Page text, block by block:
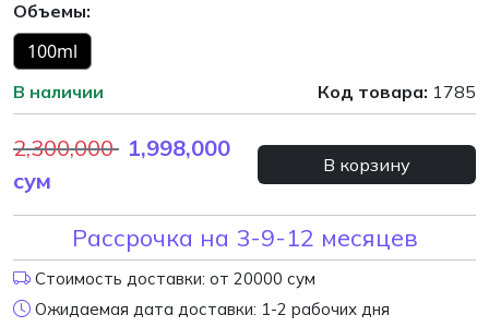
Объемы:
100ml
В наличии Код товара: 1785
2,300,000 1,998,000
сум
В корзину
Рассрочка на 3-9-12 месяцев
Стоимость доставки: от 20000 сум
Ожидаемая дата доставки: 1-2 рабочих дня